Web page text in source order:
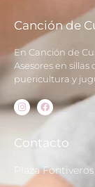
Canción de
En Canción de
Asesores en
puericultura y
Contacto
Plaza